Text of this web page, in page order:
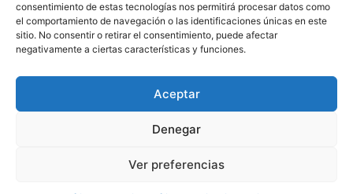
consentimiento de estas tecnologías nos permitirá procesar datos como
el comportamiento de navegación o las identificaciones únicas en este
sitio. No consentir o retirar el consentimiento, puede afectar
negativamente a ciertas características y funciones.
Aceptar
Denegar
Ver preferencias
Información Legal
჻Política de privacidad
Política de cookies